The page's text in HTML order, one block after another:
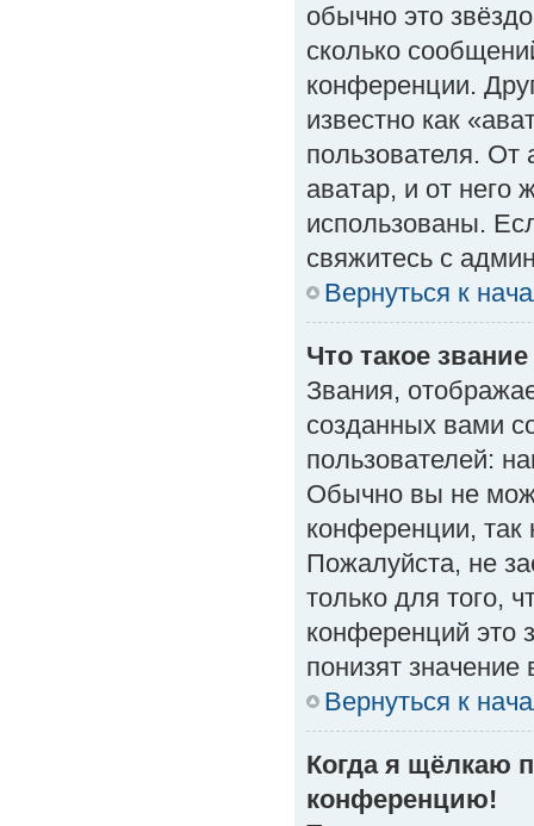
обычно это
сколько
конференции.
известно как
пользователя. От
аватар, и от него
использованы.
свяжитесь с
Вернуться к
Что такое
Звания,
созданных вами
пользователей:
Обычно вы не
конференции, так
Пожалуйста, не
только для того,
конференций это
понизят
Вернуться к
Когда я щёлкаю
конференцию!